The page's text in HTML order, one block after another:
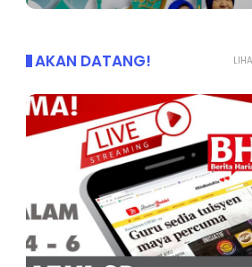
AKAN DATANG!